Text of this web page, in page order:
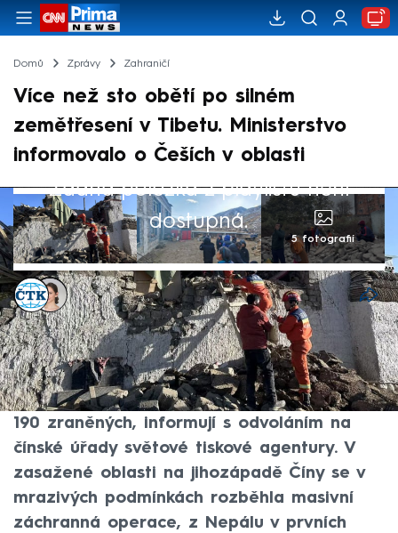
Domů Zprávy Zahraničí
Více než sto obětí po silném
zemětřesení v Tibetu. Ministerstvo
informovalo o Češích v oblasti
Žádná položka z playlistu není
dostupná.
5 fotografií
ČTK,Ivana Syrovátková
Akt. 7. led 2025, 15:55• 7. led 2025, 06:22
Silné zemětřesení, které v úterý postihlo jih
čínského Tibetu a východ Nepálu, si v Číně
vyžádalo nejméně 126 mrtvých a dalších
190 zraněných, informují s odvoláním na
čínské úřady světové tiskové agentury. V
zasažené oblasti na jihozápadě Číny se v
mrazivých podmínkách rozběhla masivní
záchranná operace, z Nepálu v prvních